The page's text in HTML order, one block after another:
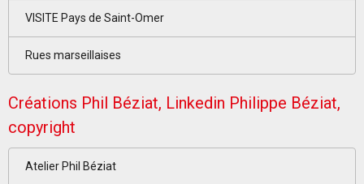
VISITE Pays de Saint-Omer
Rues marseillaises
Créations Phil Béziat, Linkedin Philippe Béziat,
copyright
Atelier Phil Béziat